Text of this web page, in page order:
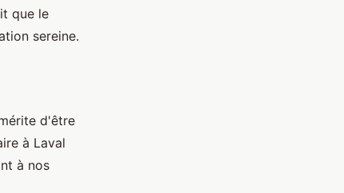
que le
sereine.
d'être
à Laval
à nos